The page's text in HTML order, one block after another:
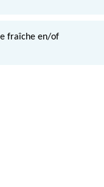
fraîche en/of